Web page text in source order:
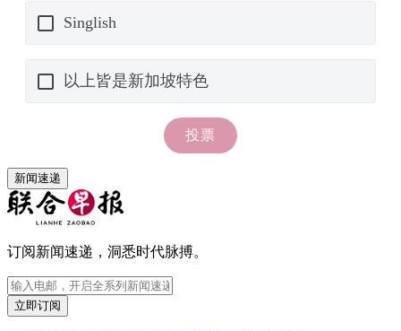
新闻速递
订阅新闻速递，洞悉时代脉搏。
立即订阅